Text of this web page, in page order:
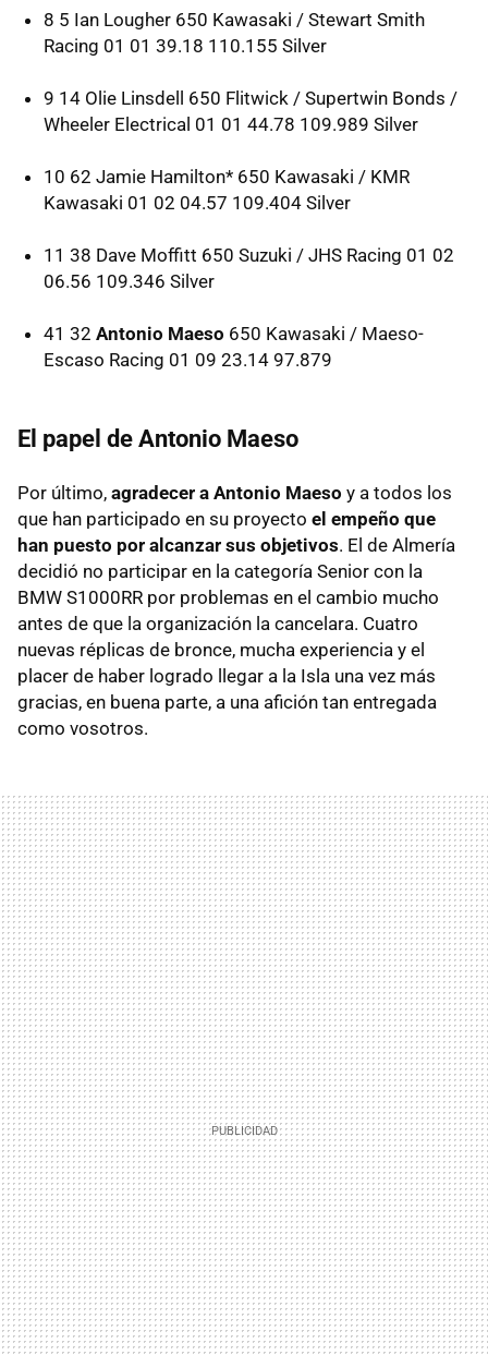
8 5 Ian Lougher 650 Kawasaki / Stewart Smith
Racing 01 01 39.18 110.155 Silver
9 14 Olie Linsdell 650 Flitwick / Supertwin Bonds /
Wheeler Electrical 01 01 44.78 109.989 Silver
10 62 Jamie Hamilton* 650 Kawasaki / KMR
Kawasaki 01 02 04.57 109.404 Silver
11 38 Dave Moffitt 650 Suzuki / JHS Racing 01 02
06.56 109.346 Silver
41 32 Antonio Maeso 650 Kawasaki / Maeso-
Escaso Racing 01 09 23.14 97.879
El papel de Antonio Maeso
Por último, agradecer a Antonio Maeso y a todos los
que han participado en su proyecto el empeño que
han puesto por alcanzar sus objetivos. El de Almería
decidió no participar en la categoría Senior con la
BMW S1000RR por problemas en el cambio mucho
antes de que la organización la cancelara. Cuatro
nuevas réplicas de bronce, mucha experiencia y el
placer de haber logrado llegar a la Isla una vez más
gracias, en buena parte, a una afición tan entregada
como vosotros.